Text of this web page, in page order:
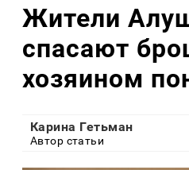
Жители
спасают
хозяином
Карина Гетьман
Автор статьи